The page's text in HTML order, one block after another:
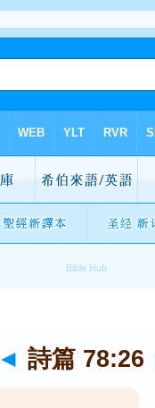
◄ 詩篇 78:26